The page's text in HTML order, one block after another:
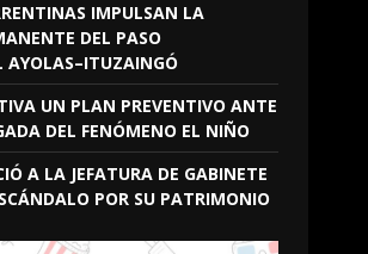
IMPULSAN LA
DEL PASO
AYOLAS–ITUZAINGÓ
UN PLAN PREVENTIVO ANTE
DEL FENÓMENO EL NIÑO
A LA JEFATURA DE GABINETE
POR SU PATRIMONIO